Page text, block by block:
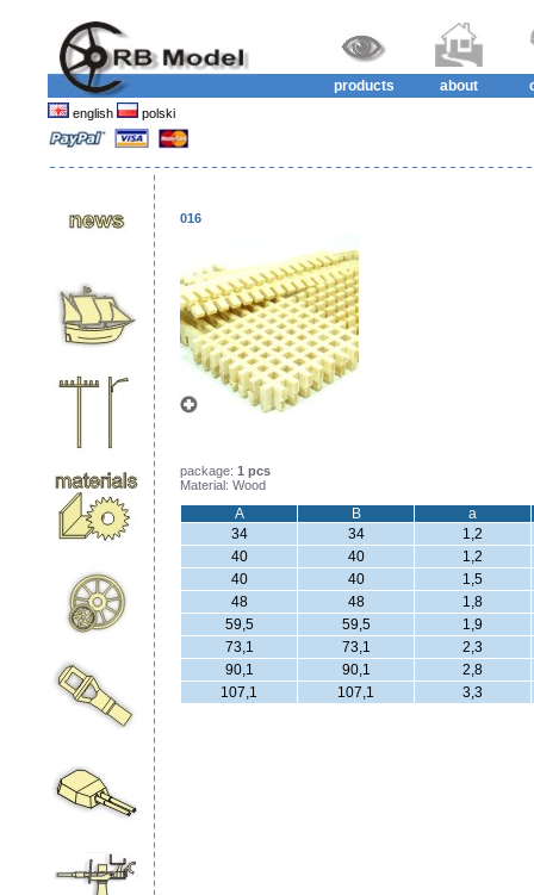
products about
english polski
016
package: 1 pcs
Material: Wood
A B
a
34
34
1,2
40
40
1,2
40
40
1,5
48
48
1,8
59,5
59,5
1,9
73,1
73,1
2,3
90,1
90,1
2,8
107,1
107,1 3,3